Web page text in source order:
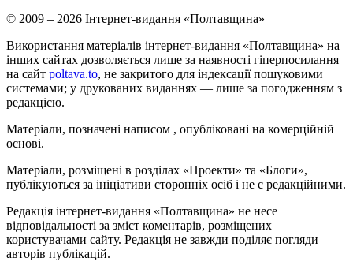
© 2009 – 2026 Інтернет-видання «Полтавщина»
Використання матеріалів інтернет-видання «Полтавщина» на
інших сайтах дозволяється лише за наявності гіперпосилання
на сайт poltava.to, не закритого для індексації пошуковими
системами; у друкованих виданнях — лише за погодженням з
редакцією.
Матеріали, позначені написом , опубліковані на комерційній
основі.
Матеріали, розміщені в розділах «Проекти» та «Блоги»,
публікуються за ініціативи сторонніх осіб і не є редакційними.
Редакція інтернет-видання «Полтавщина» не несе
відповідальності за зміст коментарів, розміщених
користувачами сайту. Редакція не завжди поділяє погляди
авторів публікацій.